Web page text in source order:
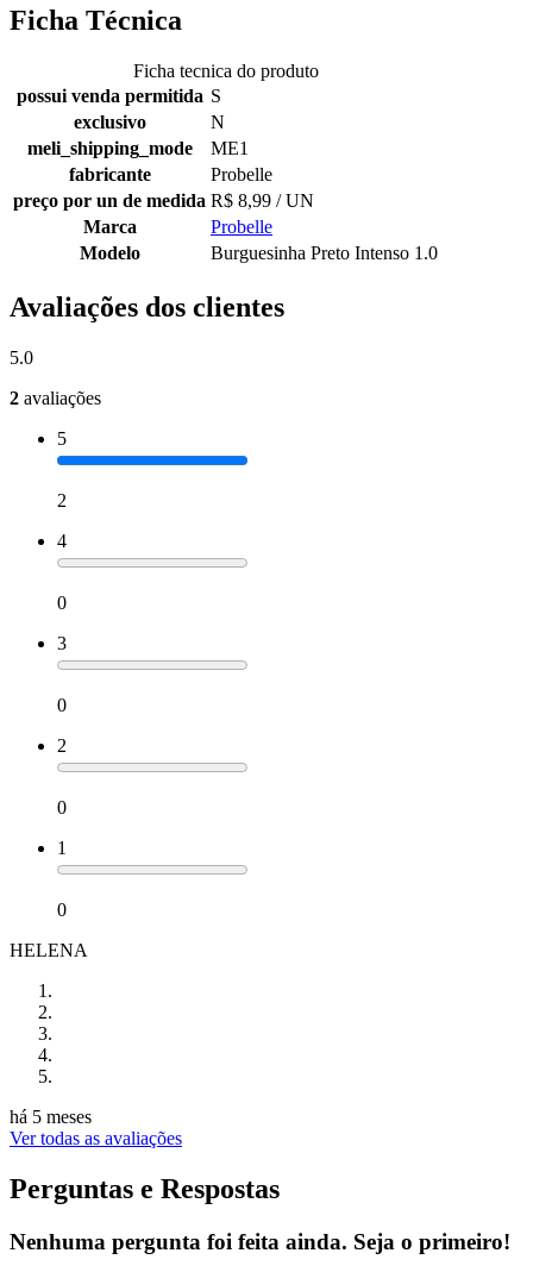
Ficha Técnica
Ficha tecnica do produto
possui venda permitida S
exclusivo
N
meli_shipping_mode
ME1
fabricante
Probelle
preço por un de medida R$ 8,99 / UN
Marca
Probelle
Modelo
Burguesinha Preto Intenso 1.0
Avaliações dos clientes
5.0
2 avaliações
5
2
4
0
3
0
2
0
1
0
HELENA
há 5 meses
Ver todas as avaliações
Perguntas e Respostas
Nenhuma pergunta foi feita ainda. Seja o primeiro!